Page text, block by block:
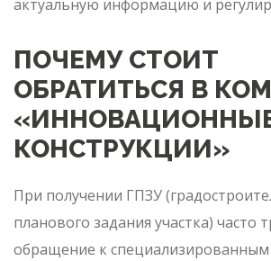
актуальную информацию и
ПОЧЕМУ СТОИТ
ОБРАТИТЬСЯ В
КОНСТРУКЦИИ»
При получении ГПЗУ
планового задания участка) часто
обращение к